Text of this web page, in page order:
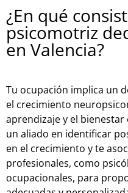
¿En qué
psicomotriz
en Valencia?
Tu ocupación implica un
el crecimiento
aprendizaje y el bienestar
un aliado en identificar
en el crecimiento y te
profesionales, como
ocupacionales, para